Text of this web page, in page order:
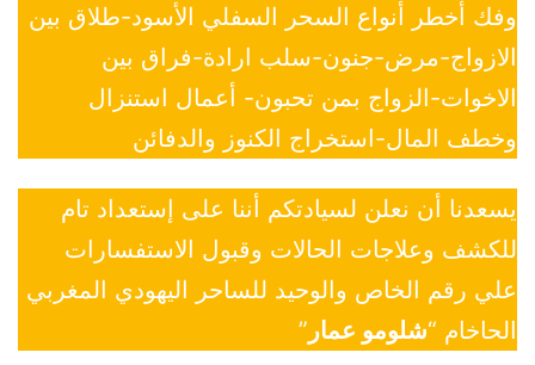
وفك أخطر أنواع السحر السفلي الأسود-طلاق بين
الازواج-مرض-جنون-سلب ارادة-فراق بين
الاخوات-الزواج بمن تحبون- أعمال استنزال
وخطف المال-استخراج الكنوز والدفائن
يسعدنا أن نعلن لسيادتكم أننا على إستعداد تام
للكشف وعلاجات الحالات وقبول الاستفسارات
علي رقم الخاص والوحيد للساحر اليهودي المغربي
الحاخام “شلومو عمار ”